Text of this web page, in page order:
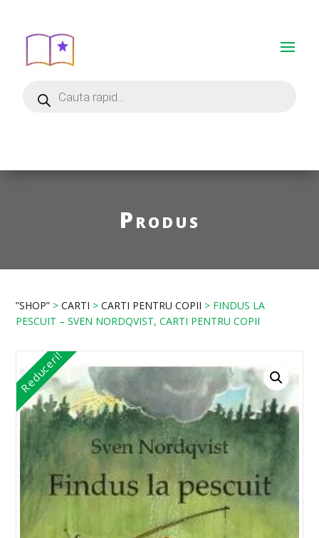
Produs
”SHOP” >CARTI >CARTI PENTRU COPII > FINDUS LA
PESCUIT – SVEN NORDQVIST, CARTI PENTRU COPII
Reduceri!